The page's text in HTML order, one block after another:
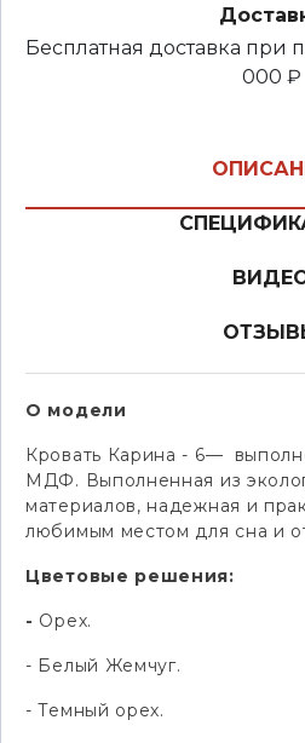
Бесплатная доставка при
000 ₽
О модели
Кровать Карина - 6—
МДФ. Выполненная из
материалов, надежная и
любимым местом для сна и
Цветовые решения:
- Орех.
- Белый Жемчуг.
- Темный орех.